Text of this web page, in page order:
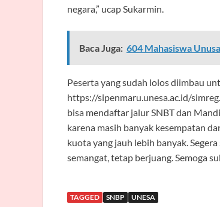
negara,” ucap Sukarmin.
Baca Juga: 604 Mahasiswa
Peserta yang sudah lolos diimbau
https://sipenmaru.unesa.ac.id/
bisa mendaftar jalur SNBT dan
karena masih banyak kesempatan
kuota yang jauh lebih banyak.
semangat, tetap berjuang. Semoga
TAGGED SNBP UNESA